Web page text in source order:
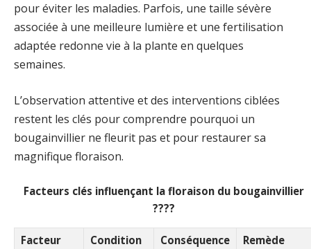
pour éviter les maladies. Parfois, une taille sévère
associée à une meilleure lumière et une fertilisation
adaptée redonne vie à la plante en quelques
semaines.
L’observation attentive et des interventions ciblées
restent les clés pour comprendre pourquoi un
bougainvillier ne fleurit pas et pour restaurer sa
magnifique floraison.
Facteurs clés influençant la floraison du bougainvillier
????
Facteur
Condition
Conséquence
Remède